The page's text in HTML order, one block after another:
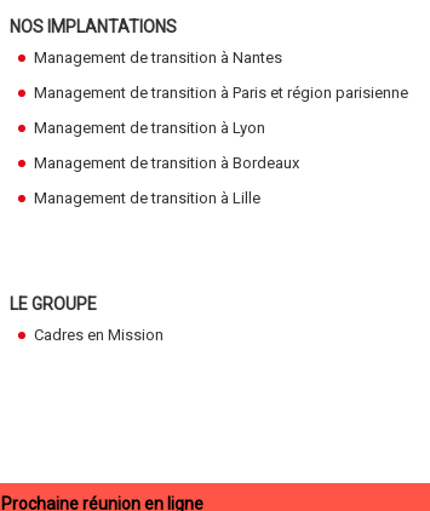
Prochaine réunion en ligne
NOS IMPLANTATIONS
Management de transition à Nantes
Management de transition à Paris et région parisienne
Management de transition à Lyon
Management de transition à Bordeaux
Management de transition à Lille
LE GROUPE
Cadres en Mission